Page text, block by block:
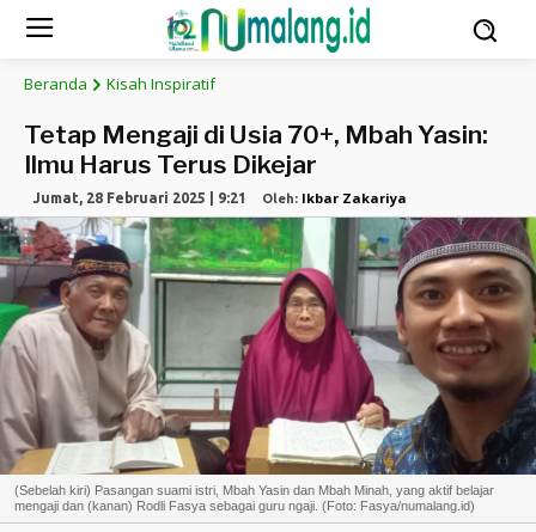
Beranda Kisah Inspiratif
Tetap Mengaji di Usia 70+, Mbah Yasin:
Ilmu Harus Terus Dikejar
Jumat, 28 Februari 2025 | 9:21 Oleh: Ikbar Zakariya
(Sebelah kiri) Pasangan suami istri, Mbah Yasin dan Mbah Minah, yang aktif belajar
mengaji dan (kanan) Rodli Fasya sebagai guru ngaji. (Foto: Fasya/numalang.id)